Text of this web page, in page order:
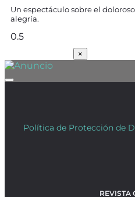
Un espectáculo sobre el
alegría.
×
Política de Protección de
REVISTA